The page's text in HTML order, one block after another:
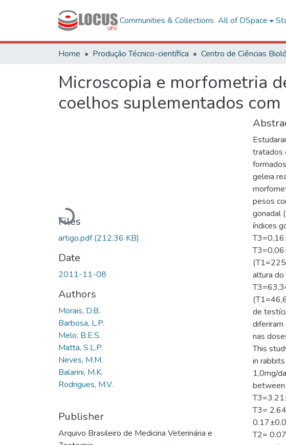
Communities & Collections All of DSpace
Home Produção Técnico-científica
Microscopia e morfometria
coelhos suplementados
Loading...
Files
artigo.pdf(212.36 KB)
Date
2011-11-08
Authors
Morais, D.B.
Barbosa, L.P.
Melo, B.E.S.
Matta, S.L.P.
Neves, M.M.
Balarini, M.K.
Rodrigues, M.V.
Publisher
Arquivo Brasileiro de Medicina Veterinária e
tratados
geleia
pesos
gonadal
índices
altura
de
nas
This
in
1,0mg/
T3=
T2=